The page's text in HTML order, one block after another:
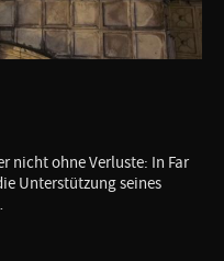
nicht ohne Verluste: In Far
Unterstützung seines